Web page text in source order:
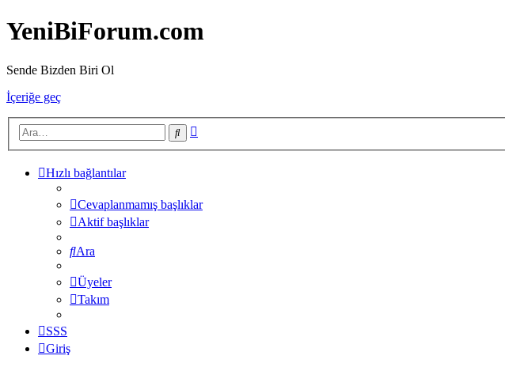
YeniBiForum.com
Sende Bizden Biri Ol
İçeriğe geç
Ara
Hızlı bağlantılar
Cevaplanmamış başlıklar
Aktif başlıklar
Ara
Üyeler
Takım
SSS
Giriş